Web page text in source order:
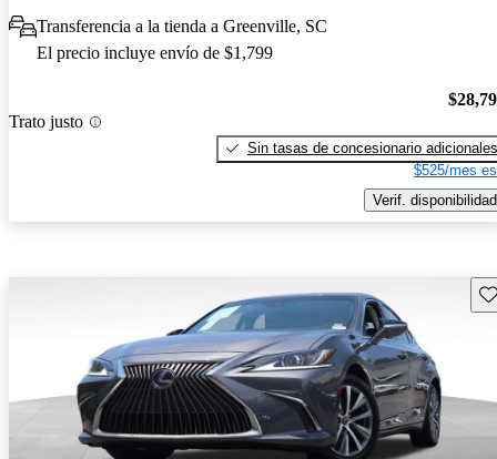
Transferencia a la tienda a Greenville, SC
El precio incluye envío de $1,799
Trato justo
Sin tasas de concesionario adicionales
$525/mes
Verif. disponibilidad